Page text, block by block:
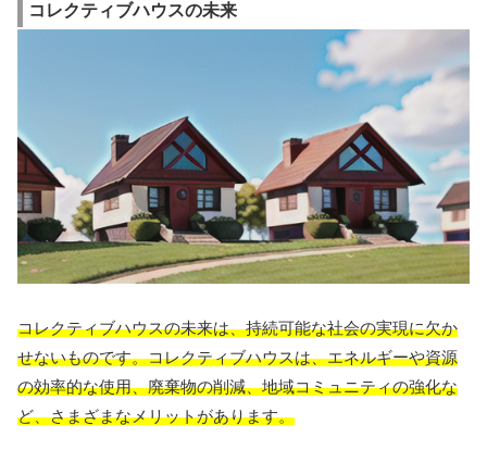
コレクティブハウスの未来
コレクティブハウスの未来は、持続可能な社会の実現に欠か
せないものです。コレクティブハウスは、エネルギーや資源
の効率的な使用、廃棄物の削減、地域コミュニティの強化な
ど、さまざまなメリットがあります。